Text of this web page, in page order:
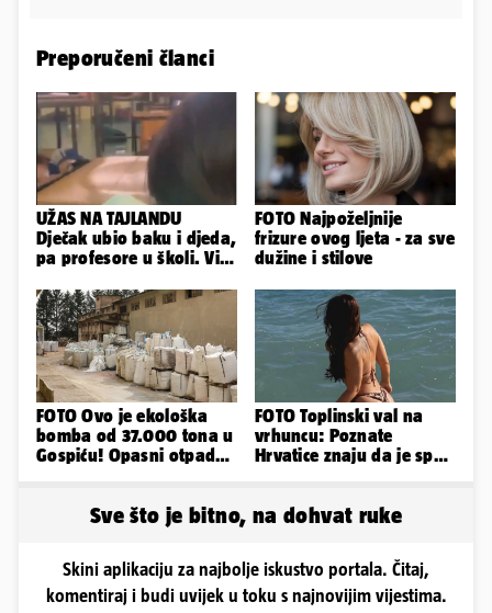
Preporučeni članci
UŽAS NA TAJLANDU
Dječak ubio baku i djeda,
pa profesore u školi. Više
FOTO Najpoželjnije
frizure ovog ljeta - za sve
dužine i stilove
FOTO Ovo je ekološka
bomba od 37.000 tona u
Gospiću! Opasni otpad
FOTO Toplinski val na
vrhuncu: Poznate
Hrvatice znaju da je spas
Sve što je bitno, na dohvat ruke
Skini aplikaciju za najbolje iskustvo portala. Čitaj,
komentiraj i budi uvijek u toku s najnovijim vijestima.